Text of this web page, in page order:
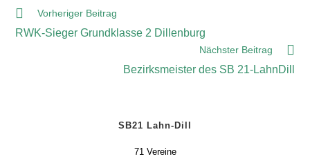
Vorheriger Beitrag
RWK-Sieger Grundklasse 2 Dillenburg
Nächster Beitrag
Bezirksmeister des SB 21-LahnDill
SB21 Lahn-Dill
71 Vereine